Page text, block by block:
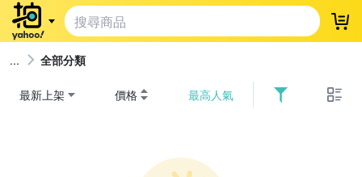
登
全部分類
最新上架 價格 最高人氣